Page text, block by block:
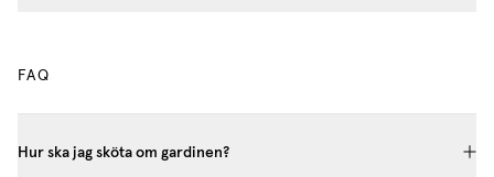
FAQ
Hur ska jag sköta om gardinen?